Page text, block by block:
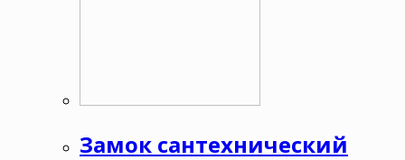
Замок сантехнический